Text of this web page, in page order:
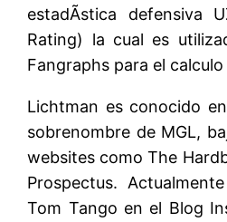
estadÃ­stica defensiva
Rating) la cual es
Fangraphs para el calculo
Lichtman es conocido
sobrenombre de MGL,
websites como The
Prospectus.
Tom Tango en el Blog